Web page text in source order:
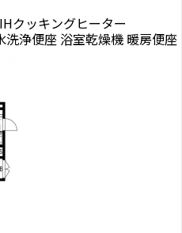
IHクッキングヒーター
洗浄便座 浴室乾燥機 暖房便座